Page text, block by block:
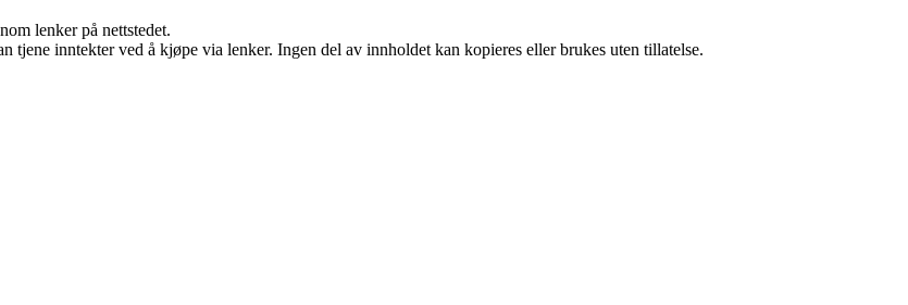
lenker på nettstedet.
inntekter ved å kjøpe via lenker. Ingen del av innholdet kan kopieres eller brukes uten tillatelse.